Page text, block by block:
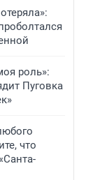
роль»:
Пуговка
что